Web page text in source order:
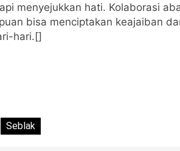
menyejukkan hati. Kolaborasi
bisa menciptakan keajaiban
hari.[]
Seblak